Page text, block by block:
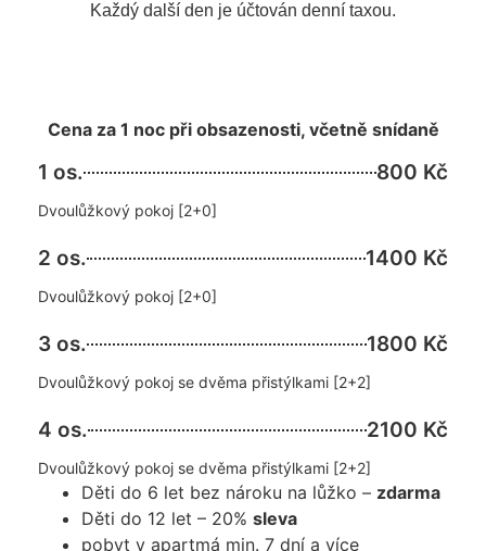
Každý další den je účtován denní taxou.
Cena za 1 noc při obsazenosti, včetně snídaně
1 os. 800 Kč
Dvoulůžkový pokoj [2+0]
2 os. 1400 Kč
Dvoulůžkový pokoj [2+0]
3 os. 1800 Kč
Dvoulůžkový pokoj se dvěma přistýlkami [2+2]
4 os. 2100 Kč
Dvoulůžkový pokoj se dvěma přistýlkami [2+2]
Děti do 6 let bez nároku na lůžko – zdarma
Děti do 12 let – 20% sleva
pobyt v apartmá min. 7 dní a více